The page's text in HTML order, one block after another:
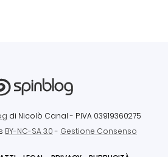
di Nicolò Canal - P.IVA 03919360275
BY-NC-SA 3.0- Gestione Consenso